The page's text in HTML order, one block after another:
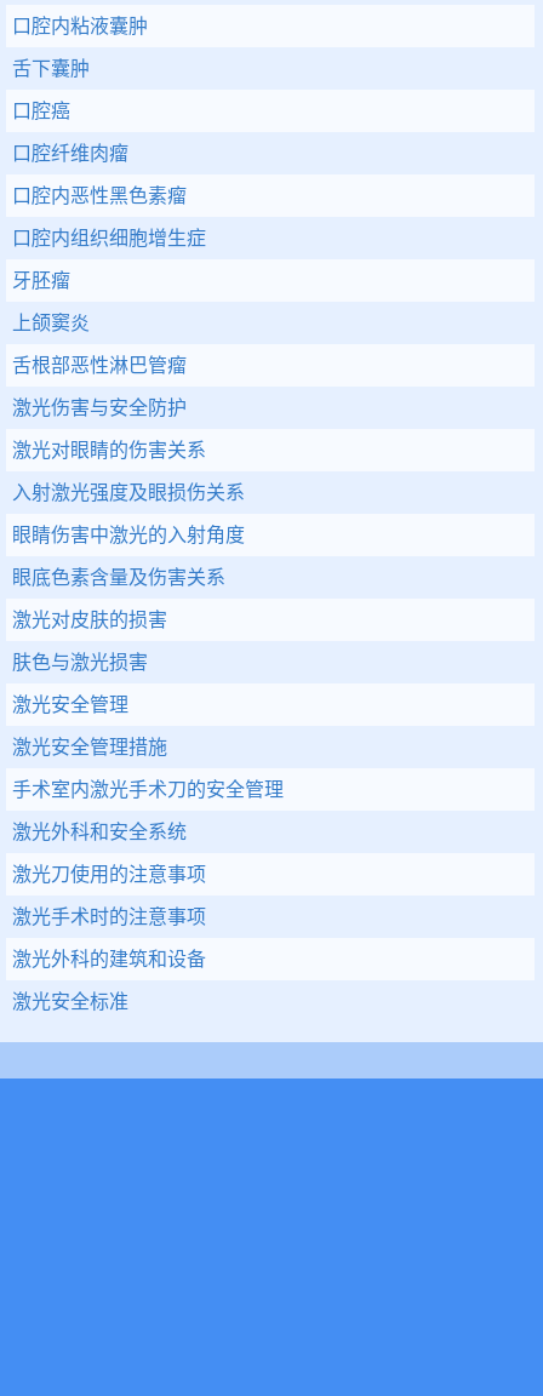
口腔内粘液囊肿
舌下囊肿
口腔癌
口腔纤维肉瘤
口腔内恶性黑色素瘤
口腔内组织细胞增生症
牙胚瘤
上颌窦炎
舌根部恶性淋巴管瘤
激光伤害与安全防护
激光对眼睛的伤害关系
入射激光强度及眼损伤关系
眼睛伤害中激光的入射角度
眼底色素含量及伤害关系
激光对皮肤的损害
肤色与激光损害
激光安全管理
激光安全管理措施
手术室内激光手术刀的安全管理
激光外科和安全系统
激光刀使用的注意事项
激光手术时的注意事项
激光外科的建筑和设备
激光安全标准